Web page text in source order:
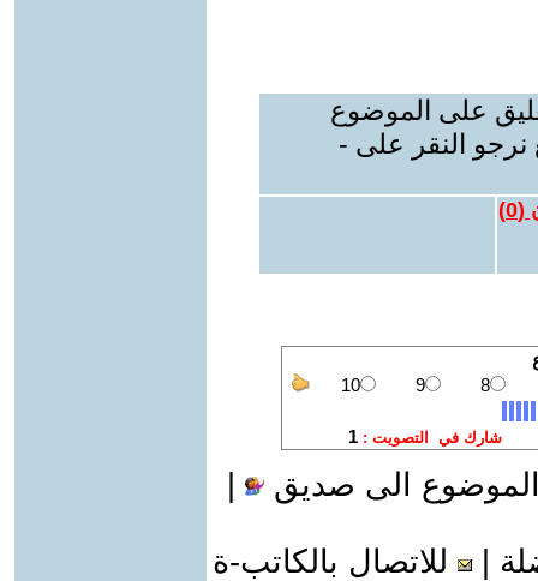
على الموضوع
نرجو النقر على -
(
0
)
الى صديق
للاتصال بالكاتب-ة